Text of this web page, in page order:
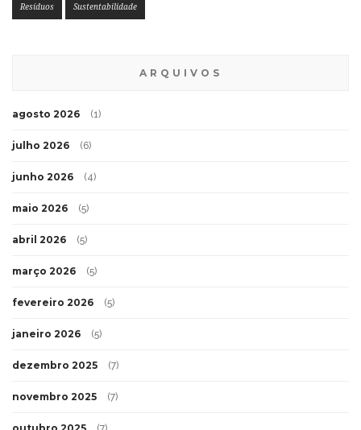
Resíduos Sustentabilidade
ARQUIVOS
agosto 2026 (1)
julho 2026 (6)
junho 2026 (4)
maio 2026 (5)
abril 2026 (5)
março 2026 (5)
fevereiro 2026 (5)
janeiro 2026 (5)
dezembro 2025 (7)
novembro 2025 (7)